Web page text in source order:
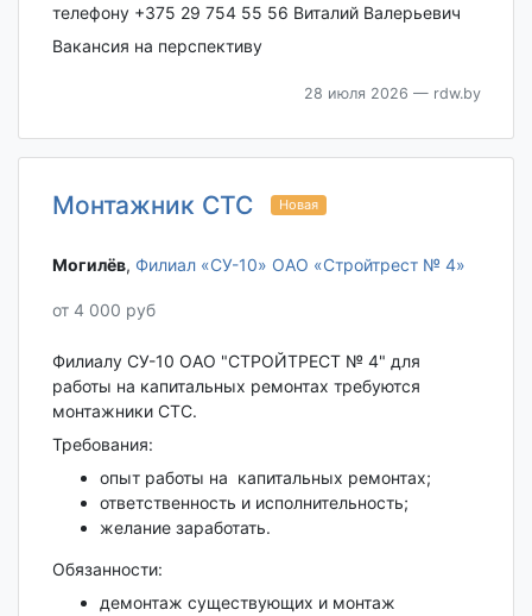
телефону +375 29 754 55 56 Виталий Валерьевич
Вакансия на перспективу
28 июля 2026 — rdw.by
Монтажник СТС Новая
Могилёв‎, Филиал «СУ-10» ОАО «Стройтрест № 4»
от 4 000 руб
Филиалу СУ-10 ОАО "СТРОЙТРЕСТ № 4" для
работы на капитальных ремонтах требуются
монтажники СТС.
Требования:
опыт работы на капитальных ремонтах;
ответственность и исполнительность;
желание заработать.
Обязанности:
демонтаж существующих и монтаж